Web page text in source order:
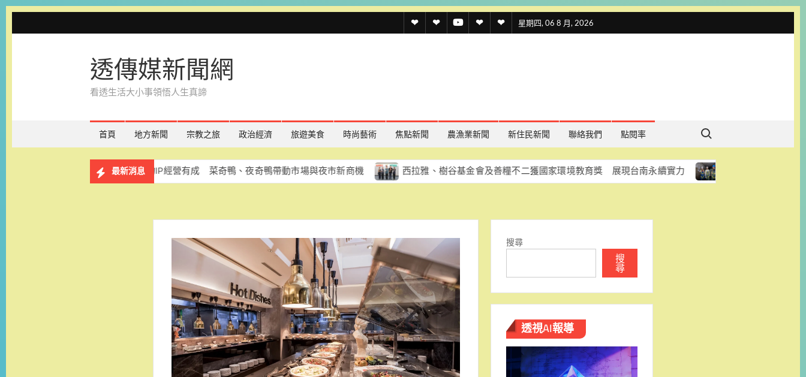
to
星期四, 06 8 月, 2026
透 透
名
透 聯 官
透傳媒新聞網
看透生活大小事領悟人生真諦
首頁 地方新聞 宗教之旅 政治經濟 旅遊美食 時尚藝術 焦點新聞 農漁業新聞 新住民新聞 聯絡我們 點閱率
Search for:
最新消息
台南吉祥物IP經營有成 菜奇鴨、夜奇鴨帶動市場與夜市新商機 西拉雅、樹谷基金會及善糧不二獲國家環境教育獎 展現台南永續實力 台南加速改善雨水下水道 老舊
搜尋
搜
尋
透視AI報導